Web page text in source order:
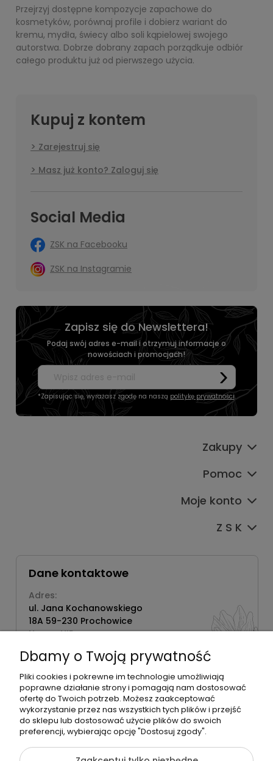
Przejrzyj dostępne kompozycje zapachowe do
kosmetyków, porównaj profile i dobierz wariant do
kremu, mydła, świecy albo soli kąpielowej swojego
autorstwa. Dobrze dobrany zapach porządkuje odbiór
całego produktu już od pierwszego użycia.
Kupuj z kontem
Zarejestruj się
Masz już konto? Zaloguj się
Social Media
ZSK na Facebooku
ZSK na Instagramie
Zapisz się do Newslettera!
Podaj swój adres e-mail i otrzymuj informacje o
nowościach i promocjach!
*Zapisując się, wyrażasz zgodę na naszą politykę prywatności.
Zakupy
Pomoc
Moje konto
Z S K
Dane kontaktowe
Adres:
ul. Jana Kochanowskiego
18A 59-230 Prochowice
Numer NIP:
Telefon:
518358020
©2026 Wszelkie Prawa Zastrzeżone | Zrób Sobie Krem
Szablon Flex byEcommercy
Dbamy o Twoją prywatność
Pliki cookies i pokrewne im technologie umożliwiają
poprawne działanie strony i pomagają nam dostosować
ofertę do Twoich potrzeb. Możesz zaakceptować
wykorzystanie przez nas wszystkich tych plików i przejść
do sklepu lub dostosować użycie plików do swoich
preferencji, wybierając opcję "Dostosuj zgody".